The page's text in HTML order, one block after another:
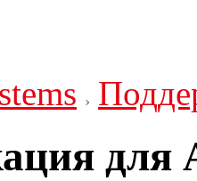
для